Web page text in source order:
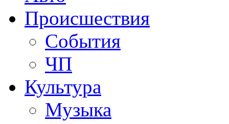
Происшествия
События
ЧП
Культура
Музыка